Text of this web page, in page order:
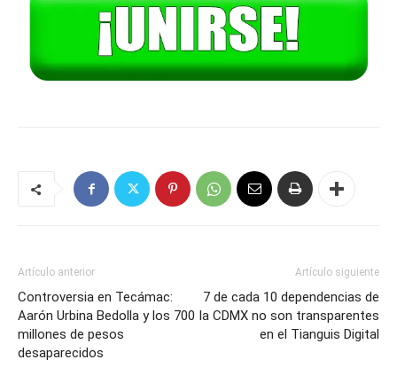
Artículo anterior
Controversia en Tecámac:
Aarón Urbina Bedolla y los 700
millones de pesos
desaparecidos
Artículo siguiente
7 de cada 10 dependencias de
la CDMX no son transparentes
en el Tianguis Digital